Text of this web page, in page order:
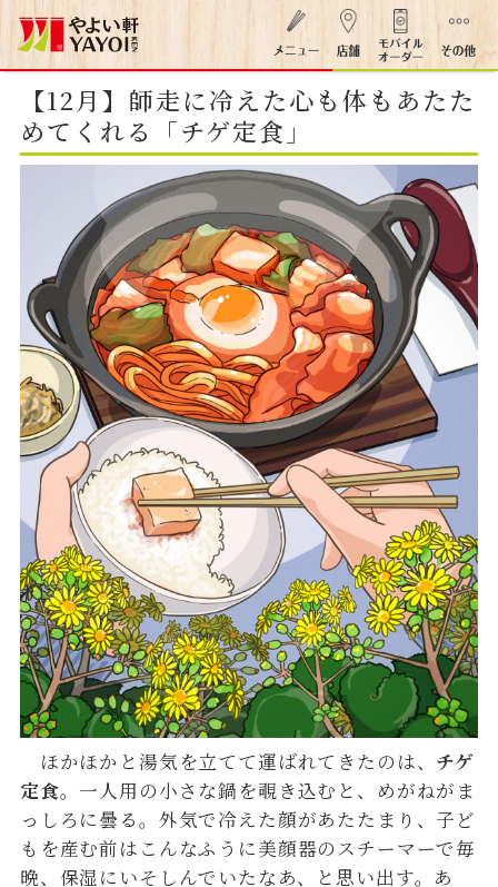
【12月】師走に冷えた心も体もあたた
めてくれる「チゲ定食」
ほかほかと湯気を立てて運ばれてきたのは、 チゲ
定食。一人用の小さな鍋を覗き込むと、めがねがま
っしろに曇る。外気で冷えた顔があたたまり、子ど
もを産む前はこんなふうに美顔器のスチーマーで毎
晩、保湿にいそしんでいたなあ、と思い出す。あ